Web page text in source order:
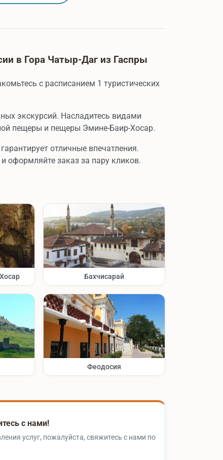
в Гора Чатыр-Даг из Гаспры
с расписанием 1 туристических
экскурсий. Насладитесь видами
пещеры и пещеры Эмине-Баир-Хосар.
отличные впечатления.
оформляйте заказ за пару кликов.
Бахчисарай
Феодосия
с нами!
услуг, пожалуйста, свяжитесь с нами по